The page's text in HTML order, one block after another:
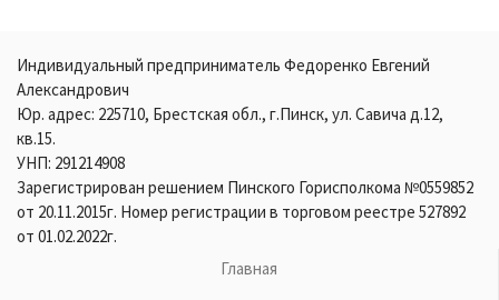
Индивидуальный предприниматель Федоренко Евгений
Александрович
Юр. адрес: 225710, Брестская обл., г.Пинск, ул. Савича д.12,
кв.15.
УНП: 291214908
Зарегистрирован решением Пинского Горисполкома №0559852
от 20.11.2015г. Номер регистрации в торговом реестре 527892
от 01.02.2022г.
Главная